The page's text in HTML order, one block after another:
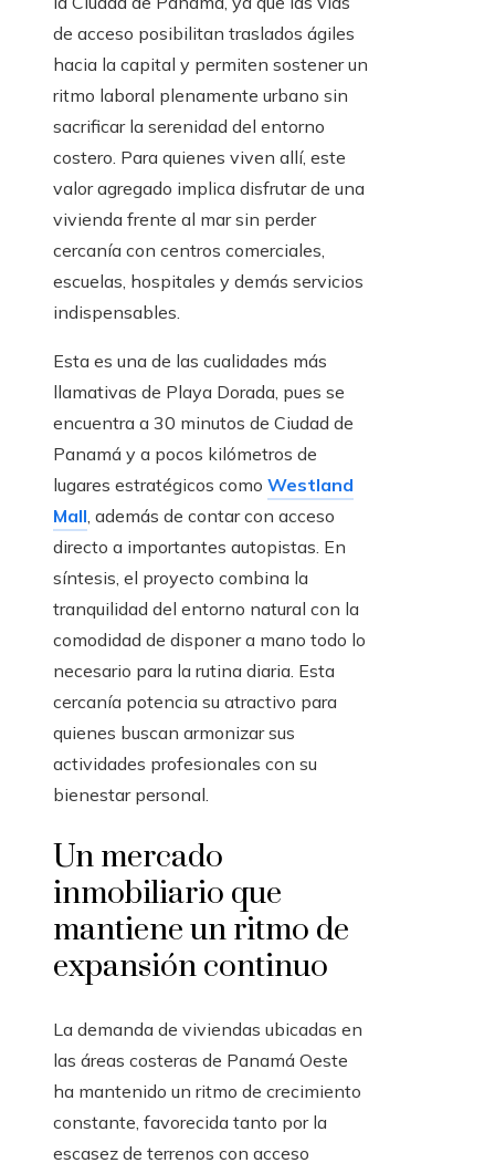
de acceso posibilitan traslados ágiles
hacia la capital y permiten sostener un
ritmo laboral plenamente urbano sin
sacrificar la serenidad del entorno
costero. Para quienes viven allí, este
valor agregado implica disfrutar de una
vivienda frente al mar sin perder
cercanía con centros comerciales,
escuelas, hospitales y demás servicios
indispensables.
Esta es una de las cualidades más
llamativas de Playa Dorada, pues se
encuentra a 30 minutos de Ciudad de
Panamá y a pocos kilómetros de
lugares estratégicos como Westland
Mall, además de contar con acceso
directo a importantes autopistas. En
síntesis, el proyecto combina la
tranquilidad del entorno natural con la
comodidad de disponer a mano todo lo
necesario para la rutina diaria. Esta
cercanía potencia su atractivo para
quienes buscan armonizar sus
actividades profesionales con su
bienestar personal.
Un mercado
inmobiliario que
mantiene un ritmo de
expansión continuo
La demanda de viviendas ubicadas en
las áreas costeras de Panamá Oeste
ha mantenido un ritmo de crecimiento
constante, favorecida tanto por la
escasez de terrenos con acceso